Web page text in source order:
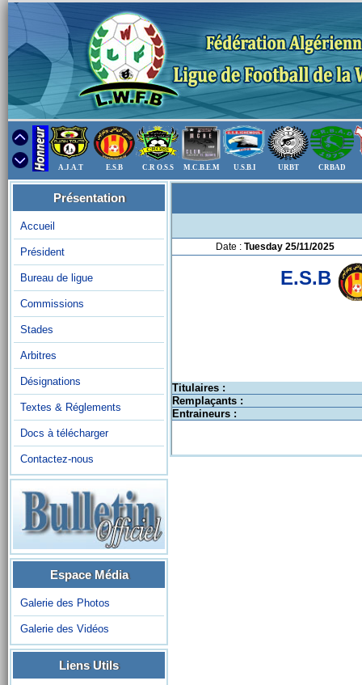
A.J.A.T E.S.B C.R O.S.S M.C.B.E.M U.S.B.I URBT CRBAD
Présentation
Accueil
Président
Bureau de ligue
Commissions
Stades
Arbitres
Désignations
Textes & Réglements
Docs à télécharger
Contactez-nous
Espace Média
Galerie des Photos
Galerie des Vidéos
Liens Utils
Date : Tuesday 25/11/2025
E.S.B
Titulaires :
Remplaçants :
Entraineurs :